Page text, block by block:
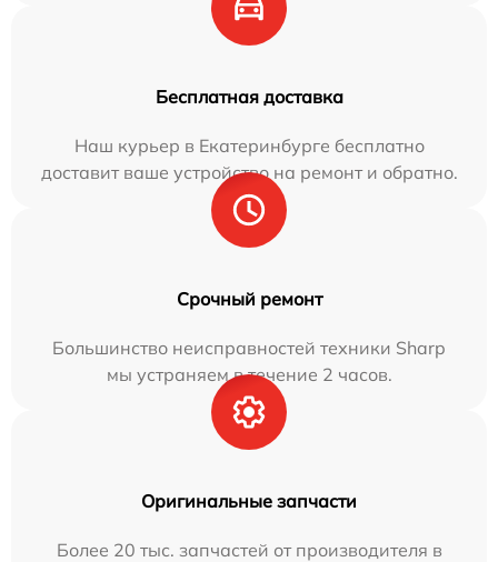
Бесплатная доставка
Наш курьер в Екатеринбурге бесплатно
доставит ваше устройство на ремонт и обратно.
Срочный ремонт
Большинство неисправностей техники Sharp
мы устраняем в течение 2 часов.
Оригинальные запчасти
Более 20 тыс. запчастей от производителя в